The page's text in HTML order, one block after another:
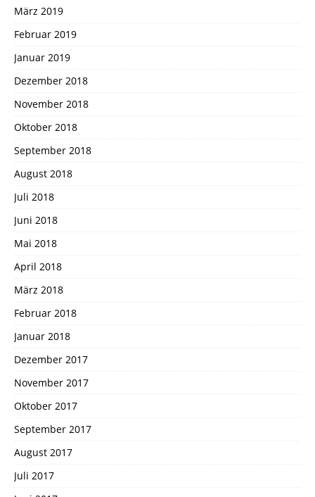
März 2019
Februar 2019
Januar 2019
Dezember 2018
November 2018
Oktober 2018
September 2018
August 2018
Juli 2018
Juni 2018
Mai 2018
April 2018
März 2018
Februar 2018
Januar 2018
Dezember 2017
November 2017
Oktober 2017
September 2017
August 2017
Juli 2017